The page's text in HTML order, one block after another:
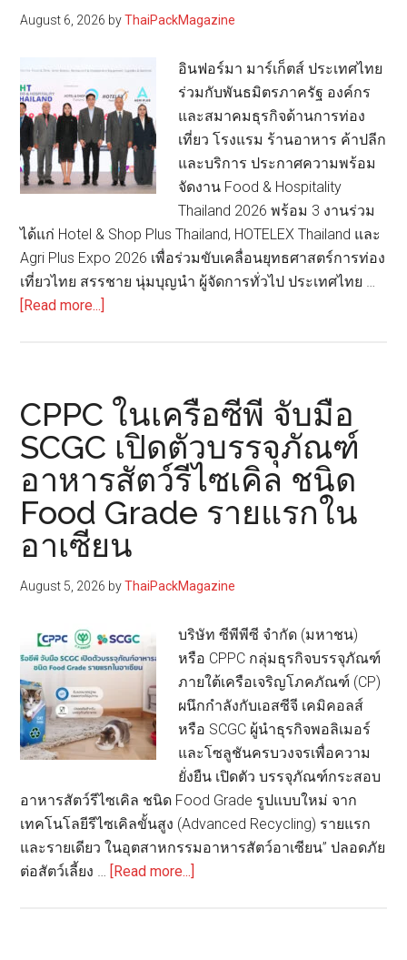
แรก
ใน
ประเทศไทย
สำหรับ
ผลิตภัณฑ์
นม
เชียงใหม่
เฟรช
มิ
ลค์
August 6, 2026 byThaiPackMagazine
อินฟอร์มา มาร์เก็ตส์ ประเทศไทย
ร่วมกับพันธมิตรภาครัฐ องค์กร
และสมาคมธุรกิจด้านการท่อง
เที่ยว โรงแรม ร้านอาหาร ค้าปลีก
และบริการ ประกาศความพร้อม
จัดงาน Food & Hospitality
Thailand 2026 พร้อม 3 งานร่วม
ได้แก่ Hotel & Shop Plus Thailand, HOTELEX Thailand และ
Agri Plus Expo 2026 เพื่อร่วมขับเคลื่อนยุทธศาสตร์การท่อง
เที่ยวไทย สรรชาย นุ่มบุญนำ ผู้จัดการทั่วไป ประเทศไทย …
[Read more...]
มาร์เก็ต
ผนึก
เครือ
ข่าย
ธุรกิจ
ท่อง
และ
จัด
Food
Hospitality
Thailand
2026
CPPC ในเครือซีพี จับมือ
SCGC เปิดตัวบรรจุภัณฑ์
อาหารสัตว์รีไซเคิล ชนิด
Food Grade รายแรกใน
อาเซียน
August 5, 2026 byThaiPackMagazine
บริษัท ซีพีพีซี จำกัด (มหาชน)
หรือ CPPC กลุ่มธุรกิจบรรจุภัณฑ์
ภายใต้เครือเจริญโภคภัณฑ์ (CP)
ผนึกกำลังกับเอสซีจี เคมิคอลส์
หรือ SCGC ผู้นำธุรกิจพอลิเมอร์
และโซลูชันครบวงจรเพื่อความ
ยั่งยืน เปิดตัว บรรจุภัณฑ์กระสอบ
อาหารสัตว์รีไซเคิล ชนิด Food Grade รูปแบบใหม่ จาก
เทคโนโลยีรีไซเคิลขั้นสูง (Advanced Recycling) รายแรก
และรายเดียว ในอุตสาหกรรมอาหารสัตว์อาเซียน” ปลอดภัย
ต่อสัตว์เลี้ยง …
[Read more...]